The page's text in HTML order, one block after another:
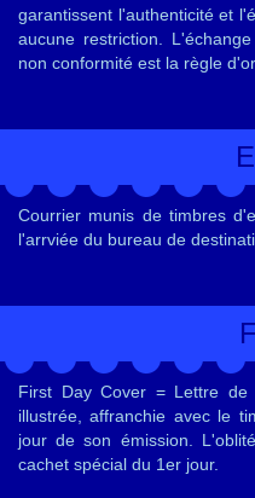
garantissent l'authenticité et
aucune restriction.
non conformité est la règle
Courrier munis de timbres
l'arrviée du bureau de
First Day Cover = Lettre de
illustrée, affranchie avec le
jour de son émission.
cachet spécial du 1er jour.